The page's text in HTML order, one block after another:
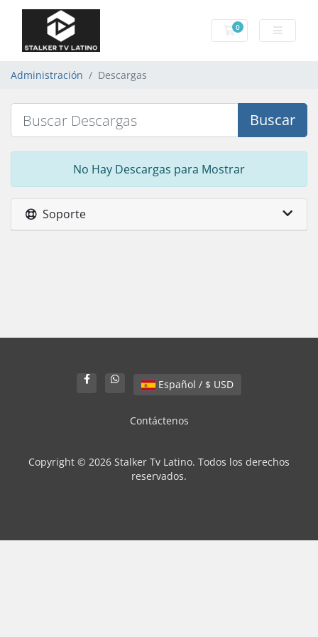
0
Carro de Pedidos
Administración Descargas
Buscar
No Hay Descargas para Mostrar
Soporte
Español / $ USD
Contáctenos
Copyright © 2026 Stalker Tv Latino. Todos los derechos
reservados.